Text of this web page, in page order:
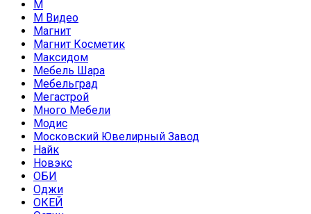
М
М Видео
Магнит
Магнит Косметик
Максидом
Мебель Шара
Мебельград
Мегастрой
Много Мебели
Модис
Московский Ювелирный Завод
Найк
Новэкс
ОБИ
Оджи
ОКЕЙ